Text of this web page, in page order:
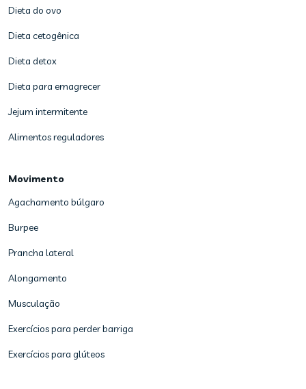
Dieta do ovo
Dieta cetogênica
Dieta detox
Dieta para emagrecer
Jejum intermitente
Alimentos reguladores
Movimento
Agachamento búlgaro
Burpee
Prancha lateral
Alongamento
Musculação
Exercícios para perder barriga
Exercícios para glúteos